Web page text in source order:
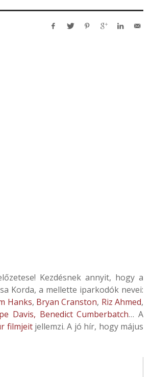
Kezdésnek annyit, hogy a
Korda, a mellette iparkodók nevei:
Hanks, Bryan Cranston, Riz Ahmed,
Davis, Benedict Cumberbatch… A
filmjeitjellemzi. A jó hír, hogy május